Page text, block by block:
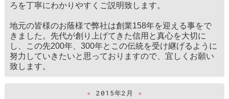
ろを丁寧にわかりやすくご説明致します。
地元の皆様のお蔭様で弊社は創業158年を迎える事をで
きました。先代が創り上げてきた信用と真心を大切に
し、この先200年、300年とこの伝統を受け継げるように
努力していきたいと思っておりますので、宜しくお願い
致します。
« 2015年2月
»